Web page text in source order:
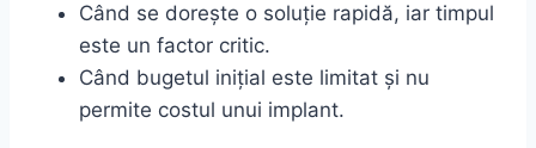
Când se dorește o soluție rapidă, iar timpul
este un factor critic.
Când bugetul inițial este limitat și nu
permite costul unui implant.